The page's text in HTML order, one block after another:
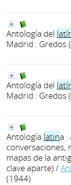
Antología del
Madrid : Gredos
Antología del
Madrid : Gredos
Antología latina :
conversaciones,
mapas de la
clave aparte) /
(1944)